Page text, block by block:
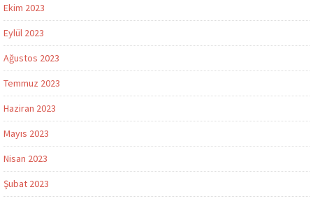
Ekim 2023
Eylül 2023
Ağustos 2023
Temmuz 2023
Haziran 2023
Mayıs 2023
Nisan 2023
Şubat 2023